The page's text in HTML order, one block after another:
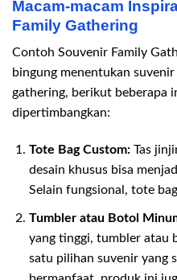
Macam-macam
Family Gathering
Contoh Souvenir Family
bingung menentukan
gathering, berikut beberapa
dipertimbangkan:
Tote Bag Custom:Tas
desain khusus bisa
Selain fungsional, tote
Tumbler atau Botol
yang tinggi, tumbler atau
satu pilihan suvenir yang